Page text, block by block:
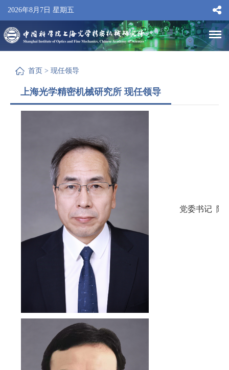
2026年8月7日 星期五
首页 > 现任领导
上海光学精密机械研究所 现任领导
党委书记 陈